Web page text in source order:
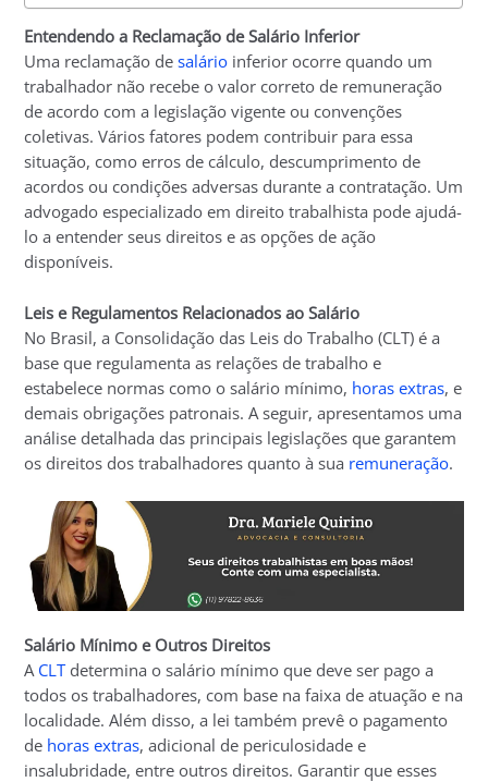
Entendendo a Reclamação de Salário Inferior
Uma reclamação desalário inferior ocorre quando um
trabalhador não recebe o valor correto de remuneração
de acordo com a legislação vigente ou convenções
coletivas. Vários fatores podem contribuir para essa
situação, como erros de cálculo, descumprimento de
acordos ou condições adversas durante a contratação. Um
advogado especializado em direito trabalhista pode ajudá-
lo a entender seus direitos e as opções de ação
disponíveis.
Leis e Regulamentos Relacionados ao Salário
No Brasil, a Consolidação das Leis do Trabalho (CLT) é a
base que regulamenta as relações de trabalho e
estabelece normas como o salário mínimo, horas extras, e
demais obrigações patronais. A seguir, apresentamos uma
análise detalhada das principais legislações que garantem
os direitos dos trabalhadores quanto à sua remuneração.
Salário Mínimo e Outros Direitos
A CLTdetermina o salário mínimo que deve ser pago a
todos os trabalhadores, com base na faixa de atuação e na
localidade. Além disso, a lei também prevê o pagamento
de horas extras, adicional de periculosidade e
insalubridade, entre outros direitos. Garantir que esses